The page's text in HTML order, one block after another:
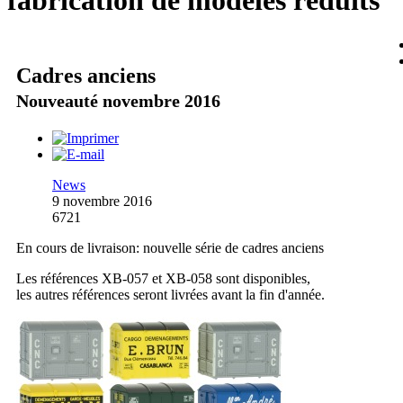
Cadres anciens
Nouveauté novembre 2016
News
9 novembre 2016
6721
En cours de livraison: nouvelle série de cadres anciens
Les références XB-057 et XB-058 sont disponibles,
les autres références seront livrées avant la fin d'année.